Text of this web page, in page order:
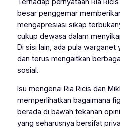
Terhadap pernyataan Ria
besar penggemar
mengapresiasi sikap
cukup dewasa dalam
Di sisi lain, ada pula warganet
dan terus mengaitkan
sosial.
Isu mengenai Ria Ricis dan
memperlihatkan bagaimana
berada di bawah tekanan
yang seharusnya bersifat